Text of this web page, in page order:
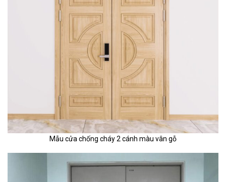
Mẫu cửa chống cháy 2 cánh màu vân gỗ